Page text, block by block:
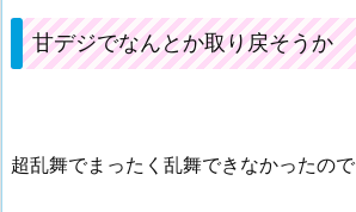
甘デジでなんとか取り戻そうか
超乱舞でまったく乱舞できなかったので